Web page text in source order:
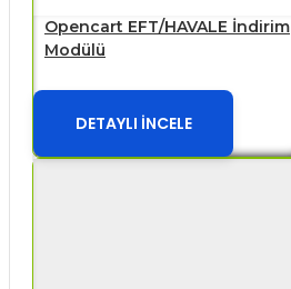
Opencart EFT/HAVALE İndirim
Modülü
DETAYLI İNCELE